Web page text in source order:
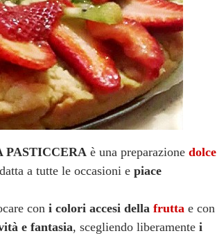
PASTICCERA è una preparazione dolce
a tutte le occasioni e piace
con i colori accesi della frutta e con
e fantasia, scegliendo liberamente i